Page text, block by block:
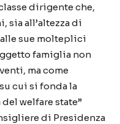
dirigente che,
sia all’altezza di
alle sue molteplici
famiglia non
ma come
cui si fonda la
welfare state”
di Presidenza